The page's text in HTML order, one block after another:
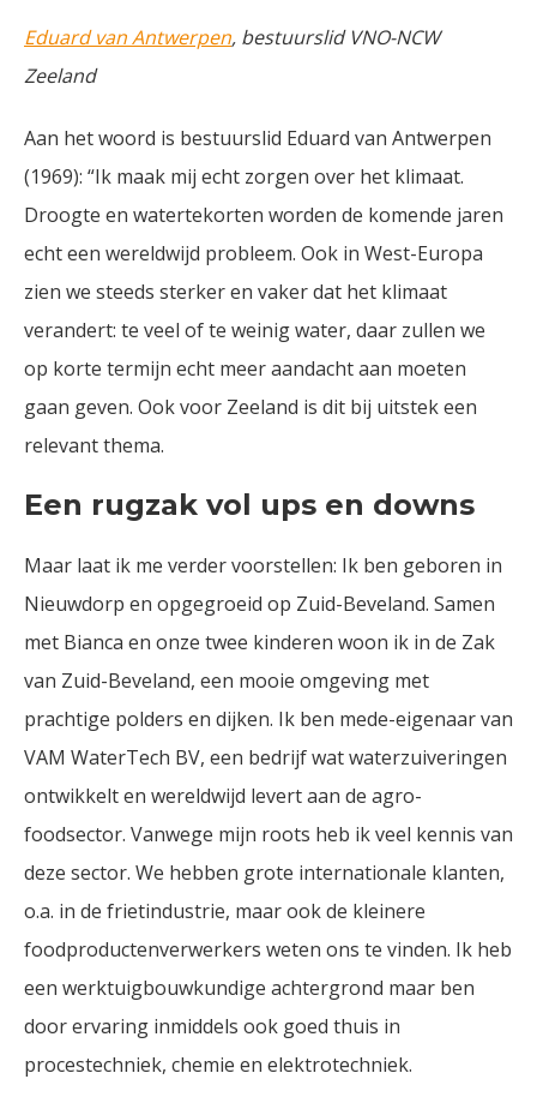
Eduard van Antwerpen, bestuurslid VNO-NCW
Zeeland
Aan het woord is bestuurslid Eduard van Antwerpen
(1969): “Ik maak mij echt zorgen over het klimaat.
Droogte en watertekorten worden de komende jaren
echt een wereldwijd probleem. Ook in West-Europa
zien we steeds sterker en vaker dat het klimaat
verandert: te veel of te weinig water, daar zullen we
op korte termijn echt meer aandacht aan moeten
gaan geven. Ook voor Zeeland is dit bij uitstek een
relevant thema.
Een rugzak vol ups en downs
Maar laat ik me verder voorstellen: Ik ben geboren in
Nieuwdorp en opgegroeid op Zuid-Beveland. Samen
met Bianca en onze twee kinderen woon ik in de Zak
van Zuid-Beveland, een mooie omgeving met
prachtige polders en dijken. Ik ben mede-eigenaar van
VAM WaterTech BV, een bedrijf wat waterzuiveringen
ontwikkelt en wereldwijd levert aan de agro-
foodsector. Vanwege mijn roots heb ik veel kennis van
deze sector. We hebben grote internationale klanten,
o.a. in de frietindustrie, maar ook de kleinere
foodproductenverwerkers weten ons te vinden. Ik heb
een werktuigbouwkundige achtergrond maar ben
door ervaring inmiddels ook goed thuis in
procestechniek, chemie en elektrotechniek.